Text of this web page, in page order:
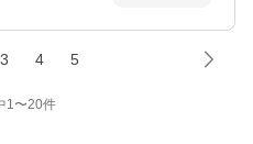
3 4 5
1〜20件